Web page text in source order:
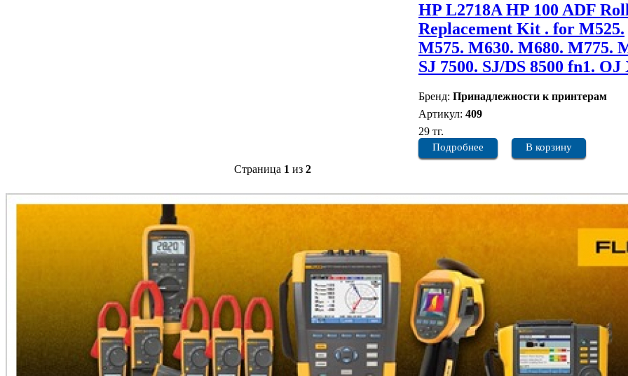
HP L2718A HP 100 ADF
Replacement Kit . for M525.
M575. M630. M680. M775.
SJ 7500. SJ/DS 8500 fn1. OJ
Бренд: Принадлежности к принтерам
Артикул: 409
29 тг.
Подробнее В корзину
Страница 1 из 2